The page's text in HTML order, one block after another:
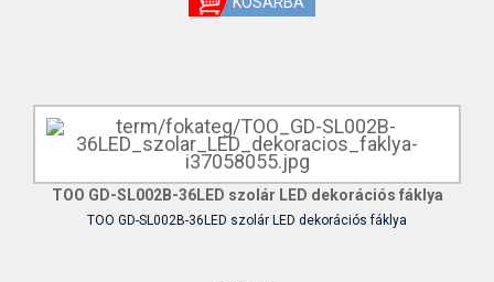
TOO GD-SL002B-36LED szolár LED dekorációs fáklya
TOO GD-SL002B-36LED szolár LED dekorációs fáklya